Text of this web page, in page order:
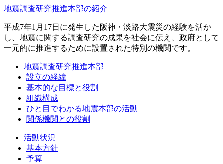
地震調査研究推進本部の紹介
平成7年1月17日に発生した阪神・淡路大震災の経験を活か
し、地震に関する調査研究の成果を社会に伝え、政府として
一元的に推進するために設置された特別の機関です。
地震調査研究推進本部
設立の経緯
基本的な目標と役割
組織構成
ひと目でわかる地震本部の活動
関係機関との役割
活動状況
基本方針
予算